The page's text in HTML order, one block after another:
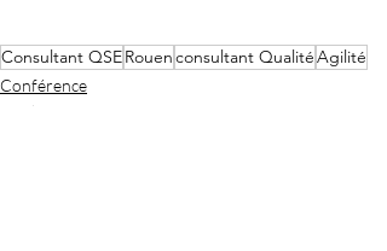
Consultant QSERouenconsultant QualitéAgilité
Conférence
Qualité